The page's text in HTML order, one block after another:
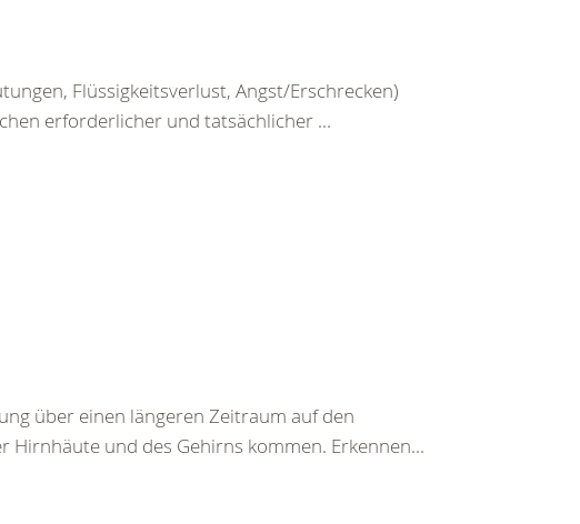
Flüssigkeitsverlust, Angst/Erschrecken)
erforderlicher und tatsächlicher ...
über einen längeren Zeitraum auf den
Hirnhäute und des Gehirns kommen. Erkennen...